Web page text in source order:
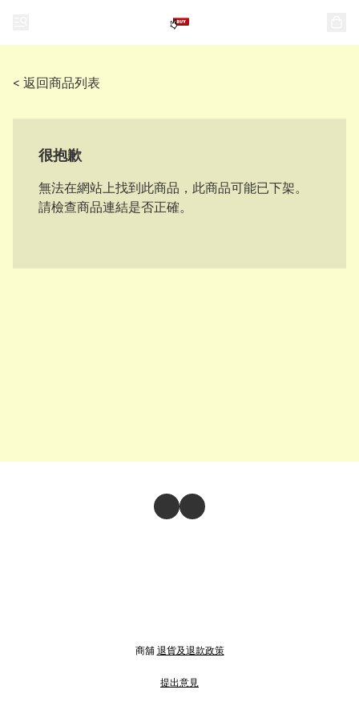
< 返回商品列表
很抱歉
無法在網站上找到此商品，此商品可能已下架。
請檢查商品連結是否正確。
商舖 退貨及退款政策
提出意見